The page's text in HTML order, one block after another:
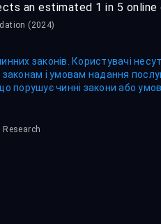
an estimated 1 in 5 online
(2024)
законів. Користувачі
законам і умовам надання
порушує чинні закони або
Research